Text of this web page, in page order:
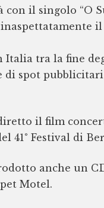
con il singolo “O
il
Italia tra la fine
di spot
il film
41° Festival di
anche un
Motel.